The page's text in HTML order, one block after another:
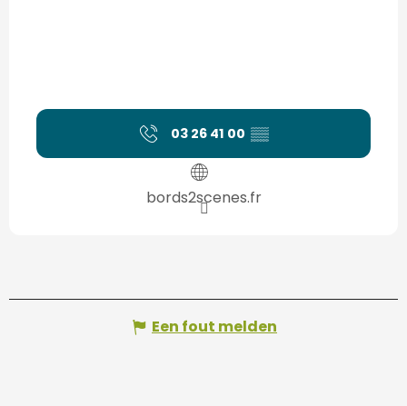
03 26 41 00 ▒▒
bords2scenes.fr
Een fout melden